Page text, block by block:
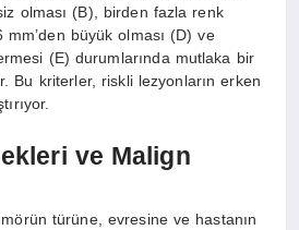
olması (B), birden fazla renk
mm’den büyük olması (D) ve
(E) durumlarında mutlaka bir
Bu kriterler, riskli lezyonların erken
ve Malign
türüne, evresine ve hastanın